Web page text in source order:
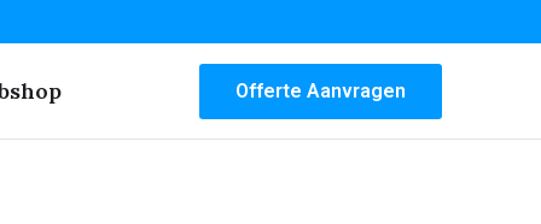
Offerte Aanvragen